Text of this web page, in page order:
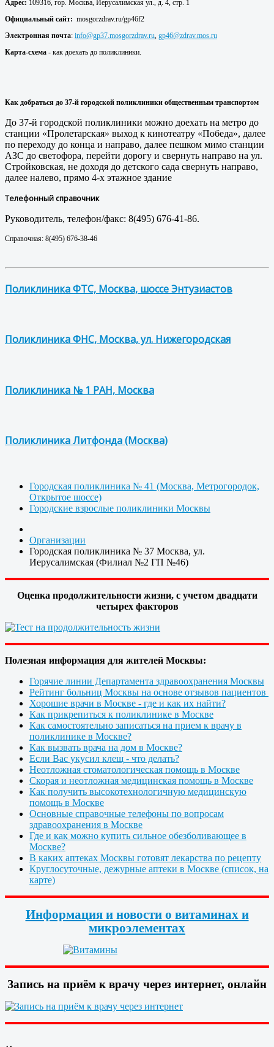
Адрес: 109316, гор. Москва, Иерусалимская ул., д. 4, стр. 1
Официальный сайт: mosgorzdrav.ru/gp46f2
Электронная почта: info@gp37.mosgorzdrav.ru, gp46@zdrav.mos.ru
Карта-схема - как доехать до поликлиники.
Как добраться до 37-й городской поликлиники общественным транспортом
До 37-й городской поликлиники можно доехать на метро до
станции «Пролетарская» выход к кинотеатру «Победа», далее
по переходу до конца и направо, далее пешком мимо станции
АЗС до светофора, перейти дорогу и свернуть направо на ул.
Стройковская, не доходя до детского сада свернуть направо,
далее налево, прямо 4-х этажное здание
Телефонный справочник
Руководитель, телефон/факс: 8(495) 676-41-86.
Справочная: 8(495) 676-38-46
Поликлиника ФТС, Москва, шоссе Энтузиастов
Поликлиника ФНС, Москва, ул. Нижегородская
Поликлиника № 1 РАН, Москва
Поликлиника Литфонда (Москва)
Городская поликлиника № 41 (Москва, Метрогородок,
Открытое шоссе)
Городские взрослые поликлиники Москвы
Организации
Городская поликлиника № 37 Москва, ул.
Иерусалимская (Филиал №2 ГП №46)
Оценка продолжительности жизни, с учетом двадцати
четырех факторов
Полезная информация для жителей Москвы:
Горячие линии Департамента здравоохранения Москвы
Рейтинг больниц Москвы на основе отзывов пациентов
Хорошие врачи в Москве - где и как их найти?
Как прикрепиться к поликлинике в Москве
Как самостоятельно записаться на прием к врачу в
поликлинике в Москве?
Как вызвать врача на дом в Москве?
Если Вас укусил клещ - что делать?
Неотложная стоматологическая помощь в Москве
Скорая и неотложная медицинская помощь в Москве
Как получить высокотехнологичную медицинскую
помощь в Москве
Основные справочные телефоны по вопросам
здравоохранения в Москве
Где и как можно купить сильное обезболивающее в
Москве?
В каких аптеках Москвы готовят лекарства по рецепту
Круглосуточные, дежурные аптеки в Москве (список, на
карте)
Информация и новости о витаминах и
микроэлементах
Запись на приём к врачу через интернет, онлайн